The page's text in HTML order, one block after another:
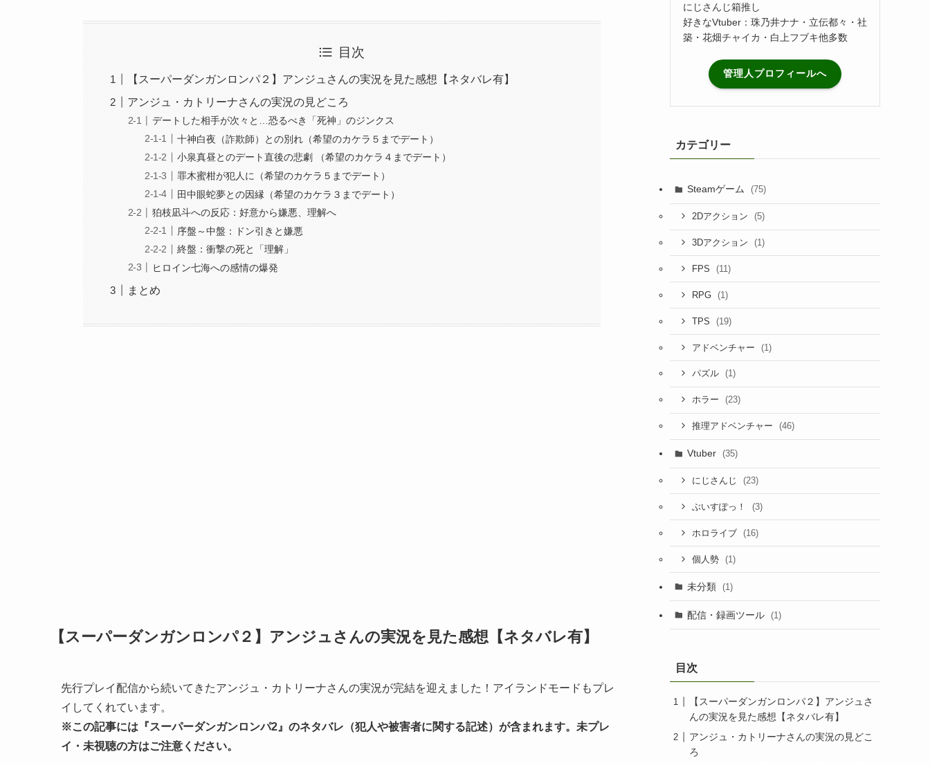
目次
【スーパーダンガンロンパ２】アンジュさんの実況を見た感想【ネタバレ有】
アンジュ・カトリーナさんの実況の見どころ
デートした相手が次々と…恐るべき「死神」のジンクス
十神白夜（詐欺師）との別れ（希望のカケラ５までデート）
小泉真昼とのデート直後の悲劇 （希望のカケラ４までデート）
罪木蜜柑が犯人に（希望のカケラ５までデート）
田中眼蛇夢との因縁（希望のカケラ３までデート）
狛枝凪斗への反応：好意から嫌悪、理解へ
序盤～中盤：ドン引きと嫌悪
終盤：衝撃の死と「理解」
ヒロイン七海への感情の爆発
まとめ
【スーパーダンガンロンパ２】アンジュさんの実況を見た感想【ネタバレ有】
先行プレイ配信から続いてきたアンジュ・カトリーナさんの実況が完結を迎えました！アイランドモードもプレ
イしてくれています。
※この記事には『スーパーダンガンロンパ2』のネタバレ（犯人や被害者に関する記述）が含まれます。未プレ
イ・未視聴の方はご注意ください。
にじさんじ箱推し
好きなVtuber：珠乃井ナナ・立伝都々・社
築・花畑チャイカ・白上フブキ他多数
管理人プロフィールへ
カテゴリー
Steamゲーム (75)
2Dアクション (5)
3Dアクション (1)
FPS (11)
RPG (1)
TPS (19)
アドベンチャー (1)
パズル (1)
ホラー (23)
推理アドベンチャー (46)
Vtuber (35)
にじさんじ (23)
ぶいすぽっ！ (3)
ホロライブ (16)
個人勢 (1)
未分類 (1)
配信・録画ツール (1)
目次
【スーパーダンガンロンパ２】アンジュさ
んの実況を見た感想【ネタバレ有】
アンジュ・カトリーナさんの実況の見どこ
ろ